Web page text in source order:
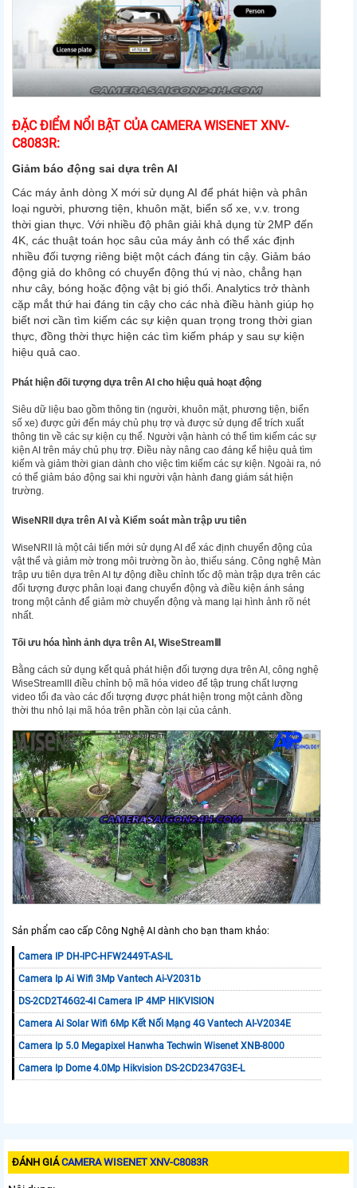
ĐẶC ĐIỂM NỔI BẬT CỦA CAMERA WISENET XNV-
C8083R:
Giảm báo động sai dựa trên AI
Các máy ảnh dòng X mới sử dụng AI để phát hiện và phân
loại người, phương tiện, khuôn mặt, biển số xe, v.v. trong
thời gian thực. Với nhiều độ phân giải khả dụng từ 2MP đến
4K, các thuật toán học sâu của máy ảnh có thể xác định
nhiều đối tượng riêng biệt một cách đáng tin cậy. Giảm báo
động giả do không có chuyển động thú vị nào, chẳng hạn
như cây, bóng hoặc động vật bị gió thổi. Analytics trở thành
cặp mắt thứ hai đáng tin cậy cho các nhà điều hành giúp họ
biết nơi cần tìm kiếm các sự kiện quan trọng trong thời gian
thực, đồng thời thực hiện các tìm kiếm pháp y sau sự kiện
hiệu quả cao.
Phát hiện đối tượng dựa trên AI cho hiệu quả hoạt động
Siêu dữ liệu bao gồm thông tin (người, khuôn mặt, phương tiện, biển
số xe) được gửi đến máy chủ phụ trợ và được sử dụng để trích xuất
thông tin về các sự kiện cụ thể. Người vận hành có thể tìm kiếm các sự
kiện AI trên máy chủ phụ trợ. Điều này nâng cao đáng kể hiệu quả tìm
kiếm và giảm thời gian dành cho việc tìm kiếm các sự kiện. Ngoài ra, nó
có thể giảm báo động sai khi người vận hành đang giám sát hiện
trường.
WiseNRII dựa trên AI và Kiểm soát màn trập ưu tiên
WiseNRII là một cải tiến mới sử dụng AI để xác định chuyển động của
vật thể và giảm mờ trong môi trường ồn ào, thiếu sáng. Công nghệ Màn
trập ưu tiên dựa trên AI tự động điều chỉnh tốc độ màn trập dựa trên các
đối tượng được phân loại đang chuyển động và điều kiện ánh sáng
trong một cảnh để giảm mờ chuyển động và mang lại hình ảnh rõ nét
nhất.
Tối ưu hóa hình ảnh dựa trên AI, WiseStreamⅢ
Bằng cách sử dụng kết quả phát hiện đối tượng dựa trên AI, công nghệ
WiseStreamIII điều chỉnh bộ mã hóa video để tập trung chất lượng
video tối đa vào các đối tượng được phát hiện trong một cảnh đồng
thời thu nhỏ lại mã hóa trên phần còn lại của cảnh.
Sản phẩm cao cấp Công Nghệ AI dành cho bạn tham khảo:
Camera IP DH-IPC-HFW2449T-AS-IL
Camera Ip Ai Wifi 3Mp Vantech Ai-V2031b
DS-2CD2T46G2-4I Camera IP 4MP HIKVISION
Camera Ai Solar Wifi 6Mp Kết Nối Mạng 4G Vantech AI-V2034E
Camera Ip 5.0 Megapixel Hanwha Techwin Wisenet XNB-8000
Camera Ip Dome 4.0Mp Hikvision DS-2CD2347G3E-L
ĐÁNH GIÁCAMERA WISENET XNV-C8083R